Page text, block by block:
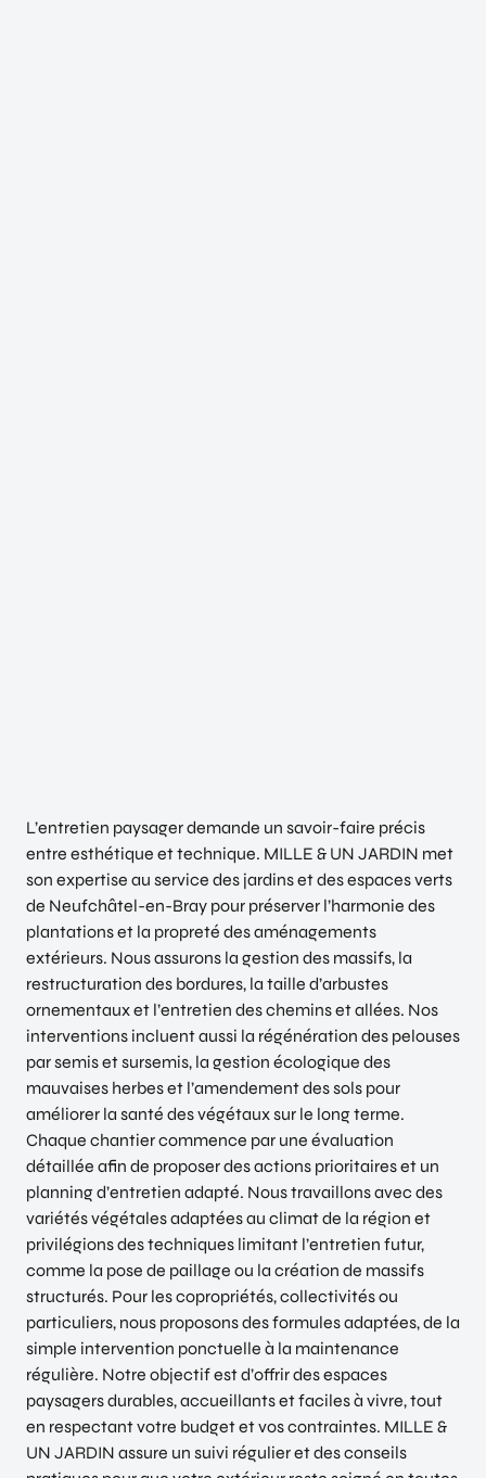
L’entretien paysager demande un savoir-faire précis
entre esthétique et technique. MILLE & UN JARDIN met
son expertise au service des jardins et des espaces verts
de Neufchâtel-en-Bray pour préserver l’harmonie des
plantations et la propreté des aménagements
extérieurs. Nous assurons la gestion des massifs, la
restructuration des bordures, la taille d’arbustes
ornementaux et l’entretien des chemins et allées. Nos
interventions incluent aussi la régénération des pelouses
par semis et sursemis, la gestion écologique des
mauvaises herbes et l’amendement des sols pour
améliorer la santé des végétaux sur le long terme.
Chaque chantier commence par une évaluation
détaillée afin de proposer des actions prioritaires et un
planning d’entretien adapté. Nous travaillons avec des
variétés végétales adaptées au climat de la région et
privilégions des techniques limitant l’entretien futur,
comme la pose de paillage ou la création de massifs
structurés. Pour les copropriétés, collectivités ou
particuliers, nous proposons des formules adaptées, de la
simple intervention ponctuelle à la maintenance
régulière. Notre objectif est d’offrir des espaces
paysagers durables, accueillants et faciles à vivre, tout
en respectant votre budget et vos contraintes. MILLE &
UN JARDIN assure un suivi régulier et des conseils